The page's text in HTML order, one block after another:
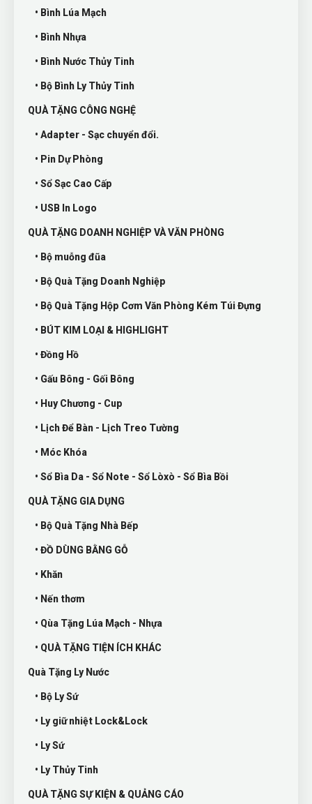
• Bình Lúa Mạch
• Bình Nhựa
• Bình Nước Thủy Tinh
• Bộ Bình Ly Thủy Tinh
QUÀ TẶNG CÔNG NGHỆ
• Adapter - Sạc chuyển đổi.
• Pin Dự Phòng
• Sổ Sạc Cao Cấp
• USB In Logo
QUÀ TẶNG DOANH NGHIỆP VÀ VĂN PHÒNG
• Bộ muỗng đũa
• Bộ Quà Tặng Doanh Nghiệp
• Bộ Quà Tặng Hộp Cơm Văn Phòng Kém Túi Đựng
• BÚT KIM LOẠI & HIGHLIGHT
• Đồng Hồ
• Gấu Bông - Gối Bông
• Huy Chương - Cup
• Lịch Để Bàn - Lịch Treo Tường
• Móc Khóa
• Sổ Bìa Da - Sổ Note - Sổ Lòxò - Sổ Bìa Bồi
QUÀ TẶNG GIA DỤNG
• Bộ Quà Tặng Nhà Bếp
• ĐỒ DÙNG BẰNG GỖ
• Khăn
• Nến thơm
• Qùa Tặng Lúa Mạch - Nhựa
• QUÀ TẶNG TIỆN ÍCH KHÁC
Quà Tặng Ly Nước
• Bộ Ly Sứ
• Ly giữ nhiệt Lock&Lock
• Ly Sứ
• Ly Thủy Tinh
QUÀ TẶNG SỰ KIỆN & QUẢNG CÁO